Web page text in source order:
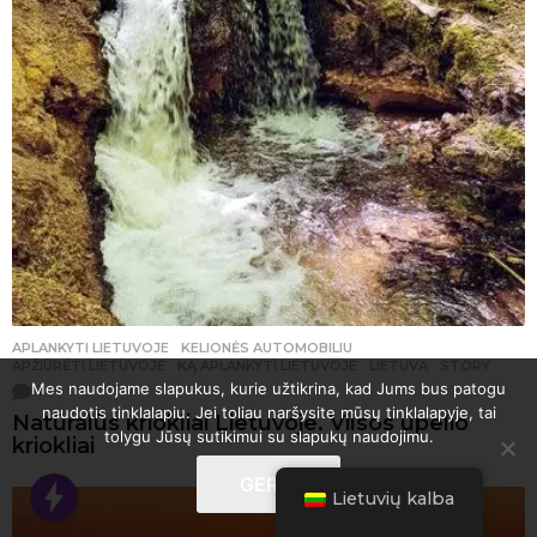
APLANKYTI LIETUVOJE ,KELIONĖS AUTOMOBILIU
1
Natūralūs kriokliai Lietuvoje. Vilsos upelio
kriokliai
Lietuvių kalba
Mes naudojame slapukus, kurie užtikrina, kad Jums bus patogu
naudotis tinklalapiu. Jei toliau naršysite mūsų tinklalapyje, tai
tolygu Jūsų sutikimui su slapukų naudojimu.